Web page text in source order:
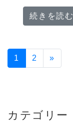
続きを読
投稿ナ
1 2 »
カテゴリー